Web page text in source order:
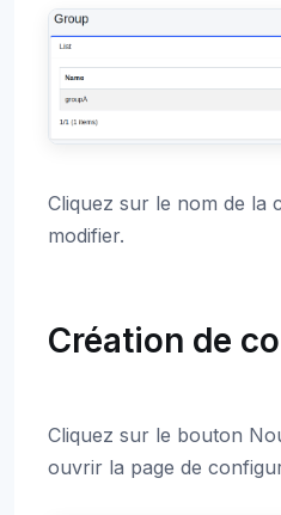
Cliquez sur le nom de la
modifier.
Création de
Cliquez sur le bouton
ouvrir la page de